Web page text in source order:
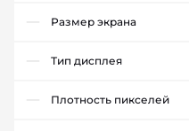
Размер экрана
Тип дисплея
Плотность пикселей